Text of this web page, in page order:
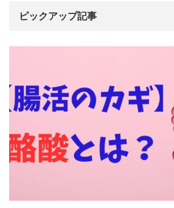
ピックアップ記事